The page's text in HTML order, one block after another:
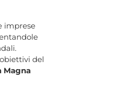
imprese
del
Magna